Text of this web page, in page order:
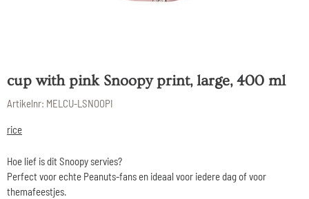
cup with pink Snoopy print, large, 400 ml
Artikelnr: MELCU-LSNOOPI
rice
Hoe lief is dit Snoopy servies?
Perfect voor echte Peanuts-fans en ideaal voor iedere dag of voor
themafeestjes.